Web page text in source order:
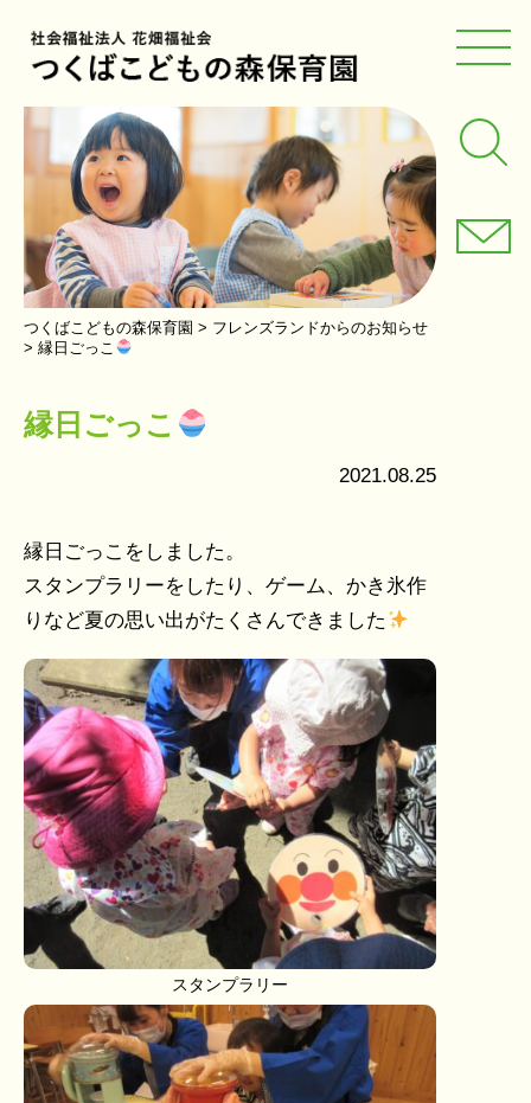
つくばこどもの森保育園 > フレンズランドからのお知らせ
> 縁日ごっこ
縁日ごっこ
2021.08.25
縁日ごっこをしました。
スタンプラリーをしたり、ゲーム、かき氷作
りなど夏の思い出がたくさんできました
スタンプラリー